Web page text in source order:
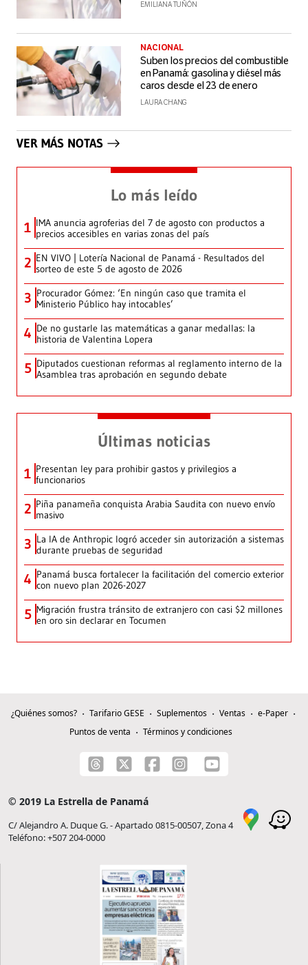
EMILIANA TUÑÓN
NACIONAL
Suben los precios del combustible
en Panamá: gasolina y diésel más
caros desde el 23 de enero
LAURA CHANG
VER MÁS NOTAS
Lo más leído
1 IMA anuncia agroferias del 7 de agosto con productos a
precios accesibles en varias zonas del país
2 EN VIVO | Lotería Nacional de Panamá - Resultados del
sorteo de este 5 de agosto de 2026
3 Procurador Gómez: ‘En ningún caso que tramita el
Ministerio Público hay intocables’
4 De no gustarle las matemáticas a ganar medallas: la
historia de Valentina Lopera
5 Diputados cuestionan reformas al reglamento interno de la
Asamblea tras aprobación en segundo debate
Últimas noticias
1 Presentan ley para prohibir gastos y privilegios a
funcionarios
2 Piña panameña conquista Arabia Saudita con nuevo envío
masivo
3 La IA de Anthropic logró acceder sin autorización a sistemas
durante pruebas de seguridad
4 Panamá busca fortalecer la facilitación del comercio exterior
con nuevo plan 2026-2027
5 Migración frustra tránsito de extranjero con casi $2 millones
en oro sin declarar en Tocumen
¿Quiénes somos? Tarifario GESE Suplementos Ventas
e-Paper
Puntos de venta
Términos y condiciones
© 2019 La Estrella de Panamá
C/ Alejandro A. Duque G. - Apartado 0815-00507, Zona 4
Teléfono: +507 204-0000